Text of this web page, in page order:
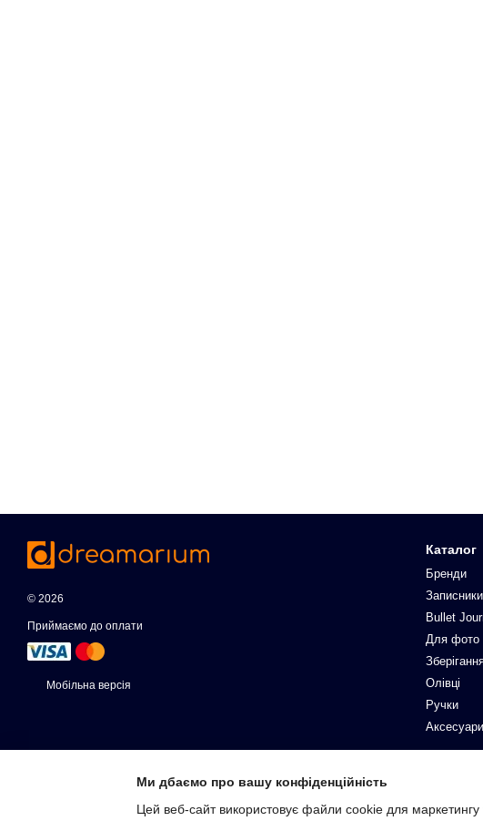
© 2026
Приймаємо до оплати
Мобільна версія
Каталог
Бренди
Записники
Bullet
Для фото
Олівці
Ручки
Аксесуари
Ми дбаємо про вашу конфіденційність
Цей веб-сайт використовує файли cookie для маркетингу